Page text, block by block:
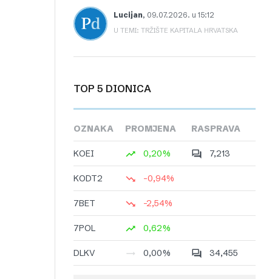
Lucijan, 09.07.2026. u 15:12
U TEMI: TRŽIŠTE KAPITALA HRVATSKA
TOP 5 DIONICA
OZNAKA PROMJENA RASPRAVA
KOEI 0,20% 7,213
KODT2 -0,94%
7BET -2,54%
7POL 0,62%
DLKV 0,00% 34,455